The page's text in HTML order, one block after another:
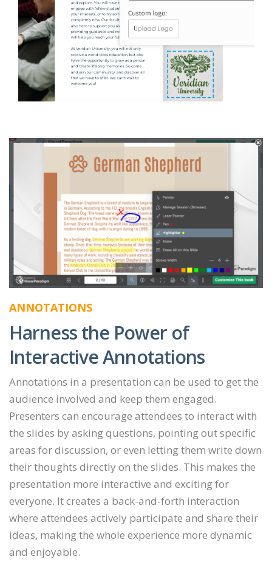
ANNOTATIONS
Harness the Power of
Interactive Annotations
Annotations in a presentation can be used to get the
audience involved and keep them engaged.
Presenters can encourage attendees to interact with
the slides by asking questions, pointing out specific
areas for discussion, or even letting them write down
their thoughts directly on the slides. This makes the
presentation more interactive and exciting for
everyone. It creates a back-and-forth interaction
where attendees actively participate and share their
ideas, making the whole experience more dynamic
and enjoyable.